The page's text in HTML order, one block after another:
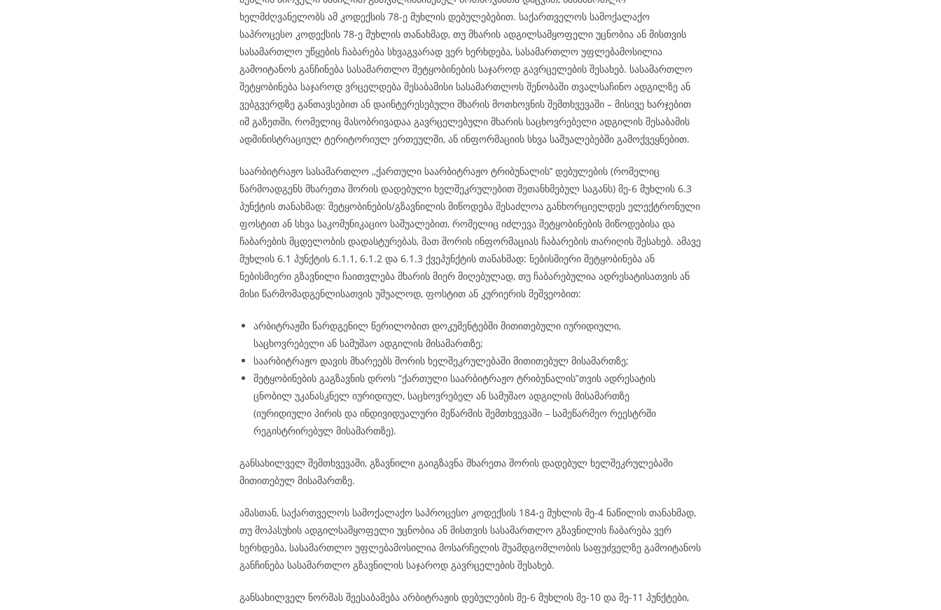
ხელმძღვანელობს ამ კოდექსის 78-ე მუხლის დებულებებით. საქართველოს სამოქალაქო
საპროცესო კოდექსის 78-ე მუხლის თანახმად, თუ მხარის ადგილსამყოფელი უცნობია ან მისთვის
სასამართლო უწყების ჩაბარება სხვაგვარად ვერ ხერხდება, სასამართლო უფლებამოსილია
გამოიტანოს განჩინება სასამართლო შეტყობინების საჯაროდ გავრცელების შესახებ. სასამართლო
შეტყობინება საჯაროდ ვრცელდება შესაბამისი სასამართლოს შენობაში თვალსაჩინო ადგილზე ან
ვებგვერდზე განთავსებით ან დაინტერესებული მხარის მოთხოვნის შემთხვევაში – მისივე ხარჯებით
იმ გაზეთში, რომელიც მასობრივადაა გავრცელებული მხარის საცხოვრებელი ადგილის შესაბამის
ადმინისტრაციულ ტერიტორიულ ერთეულში, ან ინფორმაციის სხვა საშუალებებში გამოქვეყნებით.
საარბიტრაჟო სასამართლო ,,ქართული საარბიტრაჟო ტრიბუნალის’’ დებულების (რომელიც
წარმოადგენს მხარეთა შორის დადებული ხელშეკრულებით შეთანხმებულ საგანს) მე-6 მუხლის 6.3
პუნქტის თანახმად: შეტყობინების/გზავნილის მიწოდება შესაძლოა განხორციელდეს ელექტრონული
ფოსტით ან სხვა საკომუნიკაციო საშუალებით, რომელიც იძლევა შეტყობინების მიწოდებისა და
ჩაბარების მცდელობის დადასტურებას, მათ შორის ინფორმაციას ჩაბარების თარიღის შესახებ. ამავე
მუხლის 6.1 პუნქტის 6.1.1, 6.1.2 და 6.1.3 ქვეპუნქტის თანახმად: ნებისმიერი შეტყობინება ან
ნებისმიერი გზავნილი ჩაითვლება მხარის მიერ მიღებულად, თუ ჩაბარებულია ადრესატისათვის ან
მისი წარმომადგენლისათვის უშუალოდ, ფოსტით ან კურიერის მეშვეობით:
არბიტრაჟში წარდგენილ წერილობით დოკუმენტებში მითითებული იურიდიული,
საცხოვრებელი ან სამუშაო ადგილის მისამართზე;
საარბიტრაჟო დავის მხარეებს შორის ხელშეკრულებაში მითითებულ მისამართზე;
შეტყობინების გაგზავნის დროს “ქართული საარბიტრაჟო ტრიბუნალის”თვის ადრესატის
ცნობილ უკანასკნელ იურიდიულ, საცხოვრებელ ან სამუშაო ადგილის მისამართზე
(იურიდიული პირის და ინდივიდუალური მეწარმის შემთხვევაში – სამეწარმეო რეესტრში
რეგისტრირებულ მისამართზე).
განსახილველ შემთხვევაში, გზავნილი გაიგზავნა მხარეთა შორის დადებულ ხელშეკრულებაში
მითითებულ მისამართზე.
ამასთან, საქართველოს სამოქალაქო საპროცესო კოდექსის 184-ე მუხლის მე-4 ნაწილის თანახმად,
თუ მოპასუხის ადგილსამყოფელი უცნობია ან მისთვის სასამართლო გზავნილის ჩაბარება ვერ
ხერხდება, სასამართლო უფლებამოსილია მოსარჩელის შუამდგომლობის საფუძველზე გამოიტანოს
განჩინება სასამართლო გზავნილის საჯაროდ გავრცელების შესახებ.
განსახილველ ნორმას შეესაბამება არბიტრაჟის დებულების მე-6 მუხლის მე-10 და მე-11 პუნქტები,